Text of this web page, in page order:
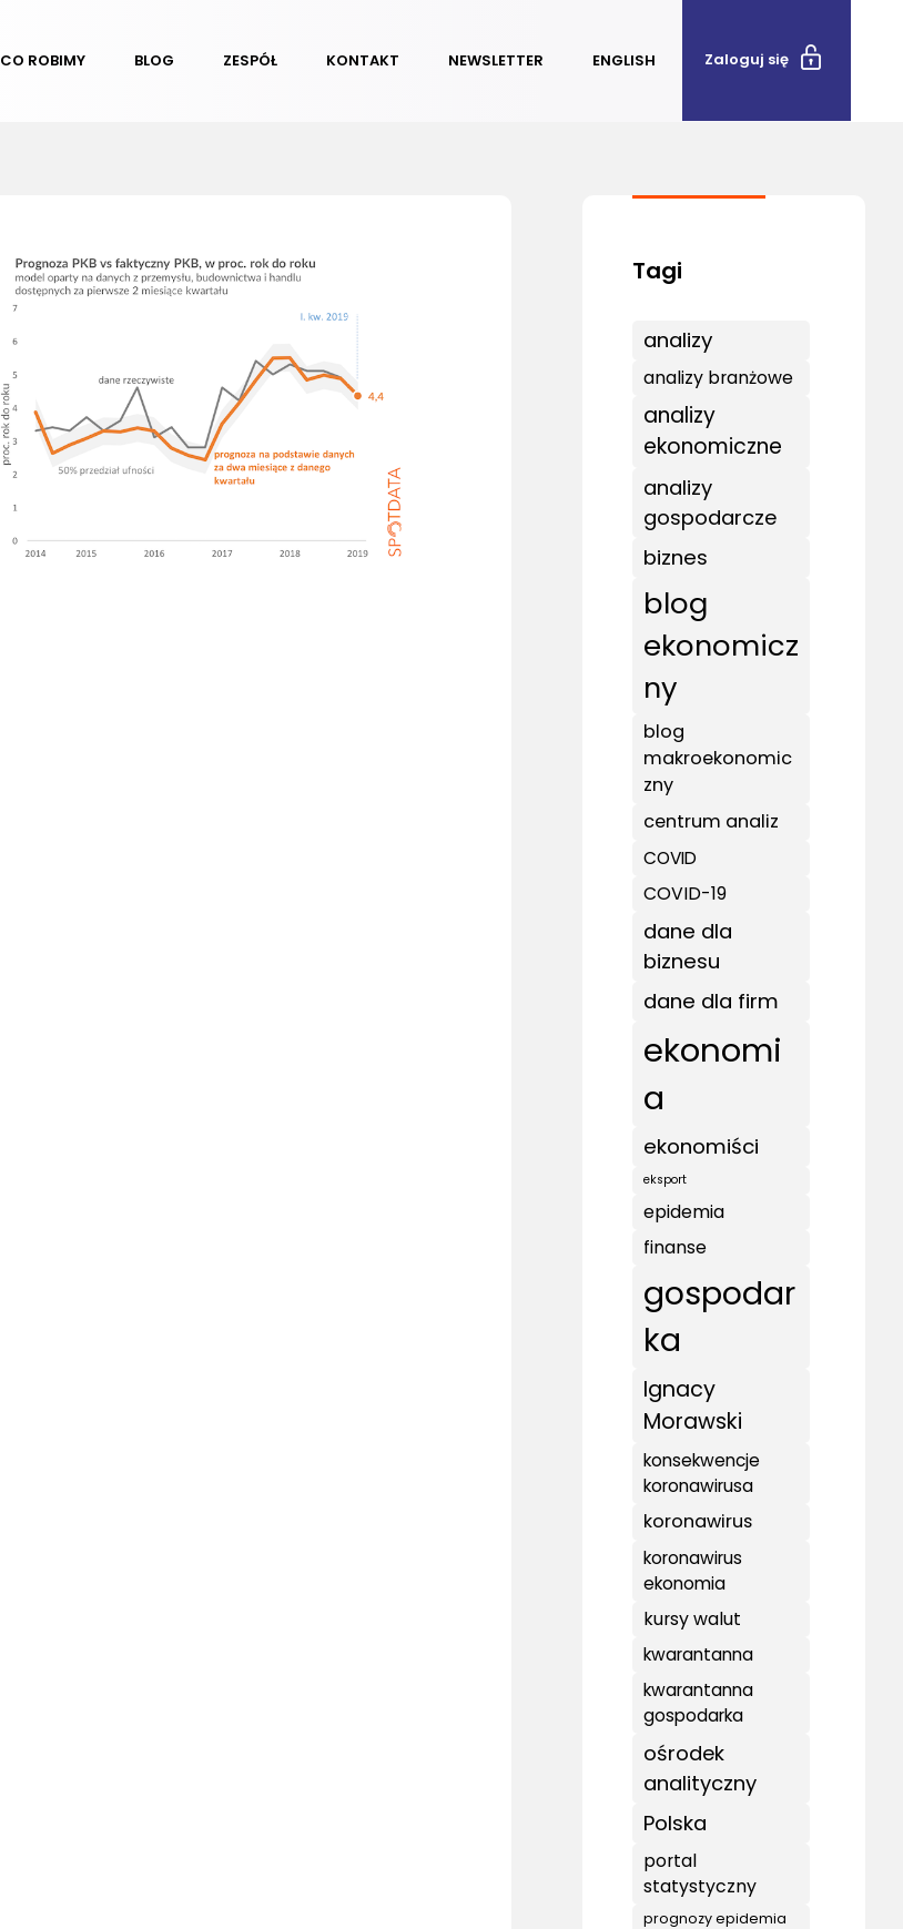
CO ROBIMY BLOG ZESPÓŁ KONTAKT NEWSLETTER ENGLISH Zaloguj się
analizy
analizy branżowe
analizy
ekonomiczne
analizy
gospodarcze
biznes
blog
ekonomicz
ny
blog
makroekonomic
zny
centrum analiz
COVID
COVID-19
dane dla
biznesu
dane dla firm
ekonomi
a
ekonomiści
eksport
epidemia
finanse
gospodar
ka
Ignacy
Morawski
konsekwencje
koronawirusa
koronawirus
koronawirus
ekonomia
kursy walut
kwarantanna
kwarantanna
gospodarka
ośrodek
analityczny
Polska
portal
statystyczny
prognozy epidemia